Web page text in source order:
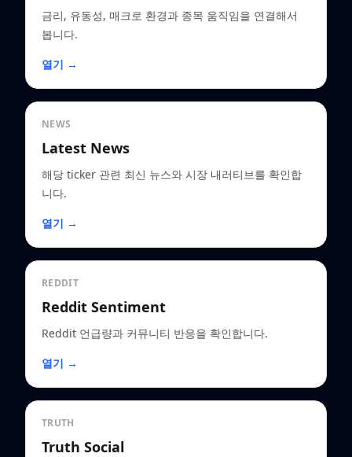
금리, 유동성, 매크로 환경과 종목 움직임을 연결해서
봅니다.
열기 →
NEWS
Latest News
해당 ticker 관련 최신 뉴스와 시장 내러티브를 확인합
니다.
열기 →
REDDIT
Reddit Sentiment
Reddit 언급량과 커뮤니티 반응을 확인합니다.
열기 →
TRUTH
Truth Social